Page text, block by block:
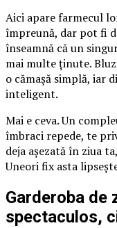
Aici apare farmecul
împreună, dar pot fi
înseamnă că un
mai multe ținute.
o cămașă simplă, iar
inteligent.
Mai e ceva. Un
îmbraci repede, te
deja așezată în ziua
Uneori fix asta
Garderoba de
spectaculos,